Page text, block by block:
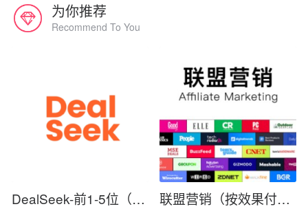
为你推荐
Recommend To You
DealSeek-前1-5位（需cc佣金）
联盟营销（按效果付费）